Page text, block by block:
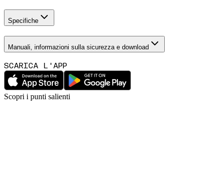
Specifiche
Manuali, informazioni sulla sicurezza e download
SCARICA L'APP
Scopri i punti salienti